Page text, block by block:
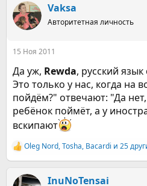
к
ц
и
Vaksa
Авторитетная личность
15 Ноя 2011
Да уж, Rewda, русский язык
Это только у нас, когда на
пойдём?" отвечают: "Да
ребёнок поймёт, а у
вскипают
Р
е
к
Oleg Nord,Tosha, Bacardi и 25
InuNoTensai